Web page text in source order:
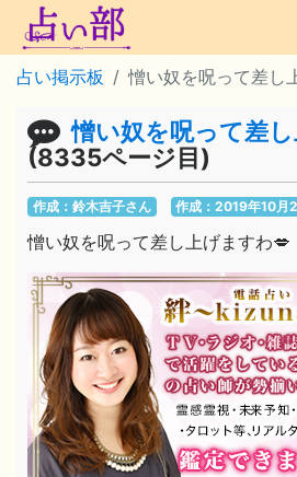
占い掲示板 憎い奴を呪って差し
憎い奴を呪って差
(8335ページ目)
作成：鈴木吉子さん 作成：2019年10月
憎い奴を呪って差し上げますわ💋